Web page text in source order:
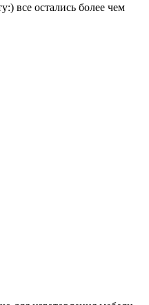
все остались более чем